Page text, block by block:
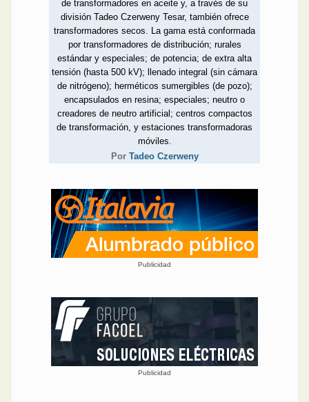
de transformadores en aceite y, a través de su
división Tadeo Czerweny Tesar, también ofrece
transformadores secos. La gama está conformada
por transformadores de distribución; rurales
estándar y especiales; de potencia; de extra alta
tensión (hasta 500 kV); llenado integral (sin cámara
de nitrógeno); herméticos sumergibles (de pozo);
encapsulados en resina; especiales; neutro o
creadores de neutro artificial; centros compactos
de transformación, y estaciones transformadoras
móviles.
Por Tadeo Czerweny
Publicidad
Publicidad